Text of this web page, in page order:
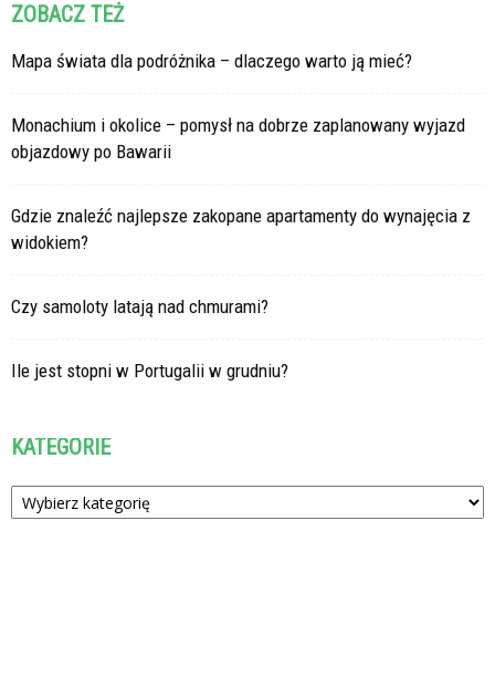
ZOBACZ TEŻ
Mapa świata dla podróżnika – dlaczego warto ją mieć?
Monachium i okolice – pomysł na dobrze zaplanowany wyjazd
objazdowy po Bawarii
Gdzie znaleźć najlepsze zakopane apartamenty do wynajęcia z
widokiem?
Czy samoloty latają nad chmurami?
Ile jest stopni w Portugalii w grudniu?
KATEGORIE
Kategorie